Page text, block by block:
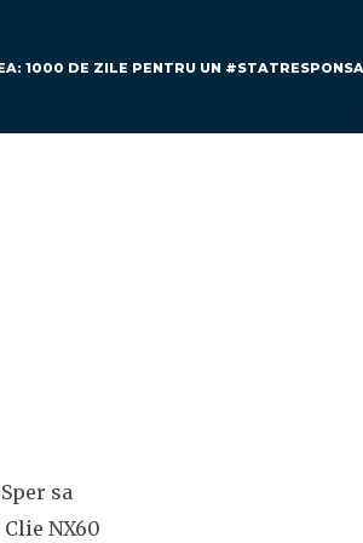
1000 DE ZILE PENTRU UN
sa
NX60